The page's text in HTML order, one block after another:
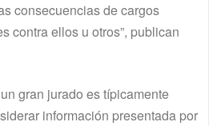
consecuencias de cargos
contra ellos u otros”, publican
gran jurado es típicamente
información presentada por